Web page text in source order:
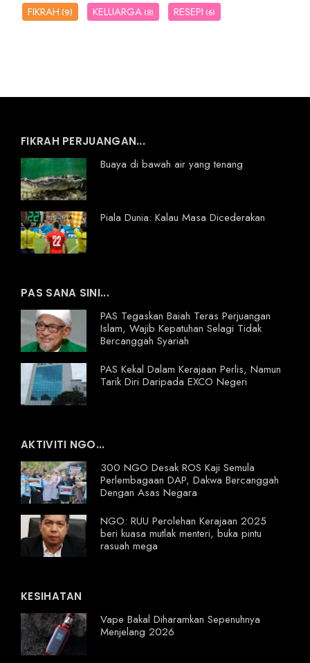
FIKRAH(9) KELUARGA (8) RESEPI (6)
FIKRAH PERJUANGAN...
Buaya di bawah air yang tenang
Piala Dunia: Kalau Masa Dicederakan
PAS SANA SINI...
PAS Tegaskan Baiah Teras Perjuangan
Islam, Wajib Kepatuhan Selagi Tidak
Bercanggah Syariah
PAS Kekal Dalam Kerajaan Perlis, Namun
Tarik Diri Daripada EXCO Negeri
AKTIVITI NGO...
300 NGO Desak ROS Kaji Semula
Perlembagaan DAP, Dakwa Bercanggah
Dengan Asas Negara
NGO: RUU Perolehan Kerajaan 2025
beri kuasa mutlak menteri, buka pintu
rasuah mega
KESIHATAN
Vape Bakal Diharamkan Sepenuhnya
Menjelang 2026